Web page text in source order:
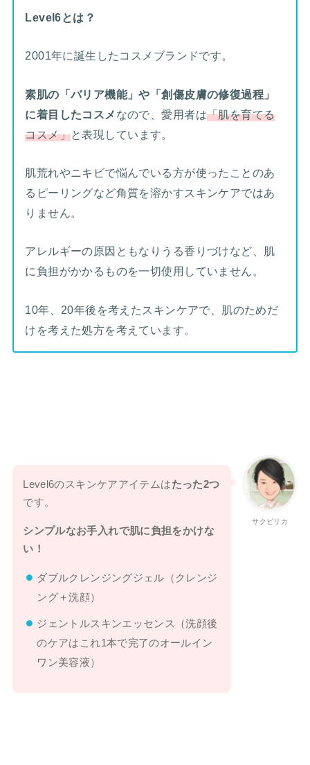
Level6とは？
2001年に誕生したコスメブランドです。
素肌の「バリア機能」や「創傷皮膚の修復過程」
に着目したコスメ なので、愛用者は「肌を育てる
コスメ」と表現しています。
肌荒れやニキビで悩んでいる方が使ったことのあ
るピーリングなど角質を溶かすスキンケアではあ
りません。
アレルギーの原因ともなりうる香りづけなど、肌
に負担がかかるものを一切使用していません。
10年、20年後を考えたスキンケアで、肌のためだ
けを考えた処方を考えています。
サクピリカ
Level6のスキンケアアイテムはたった2つ
です。
シンプルなお手入れで肌に負担をかけな
い！
ダブルクレンジングジェル（クレンジ
ング＋洗顔）
ジェントルスキンエッセンス（洗顔後
のケアはこれ1本で完了のオールイン
ワン美容液）